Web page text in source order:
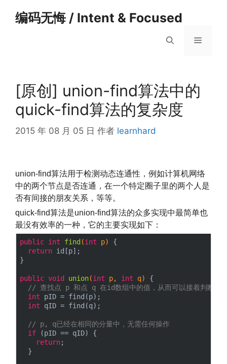
编码无悔 / Intent & Focused
菜
[原创] union-find算法中的
quick-find算法的复杂度
2015 年 08 月 05 日 作者 learnhard
union-find算法用于检测动态连通性，例如计算机网络
中的两个节点是否连通，在一个特定圈子里的两个人是
否有间接的朋友关系，等等。
quick-find算法是union-find算法的众多实现中最简单也
最没有效率的一种，它的主要实现如下：
public int find (int p)
{
return id[p];
}
public void union(int p, int q)
{
// 查找点 p 和点 q 在id数组中的值，从而可以接着判断它
int pID = find(p);
int qID = find(q);
// p, q已经在相同的分量中，无需任何操作
if (pID == qID) {
return;
}